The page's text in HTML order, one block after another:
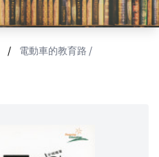
/ 電動車的教育路 /